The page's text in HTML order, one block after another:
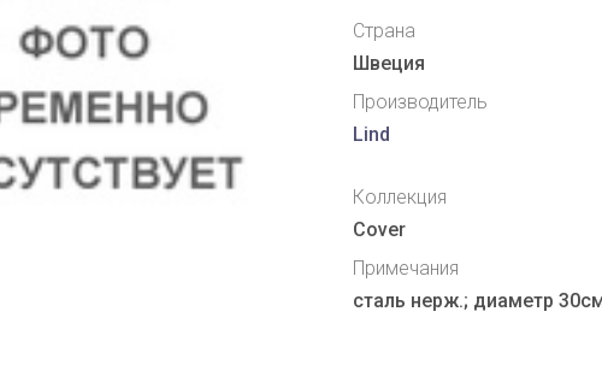
Страна
Швеция
Производитель
Lind
Коллекция
Cover
Примечания
сталь нерж.; диаметр